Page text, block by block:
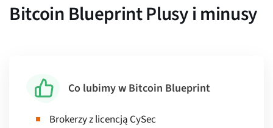
Bitcoin Blueprint Plusy i minusy
Co lubimy w Bitcoin Blueprint
Brokerzy z licencją CySec